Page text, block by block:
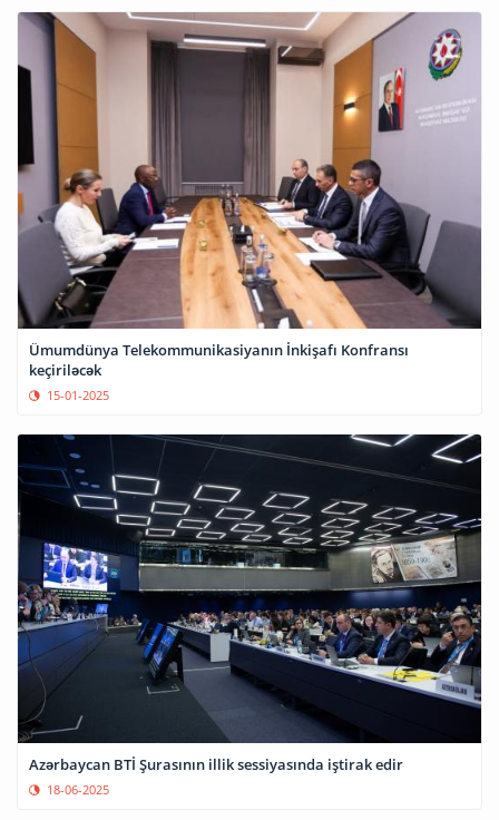
Ümumdünya Telekommunikasiyanın İnkişafı Konfransı
keçiriləcək
15-01-2025
Azərbaycan BTİ Şurasının illik sessiyasında iştirak edir
18-06-2025